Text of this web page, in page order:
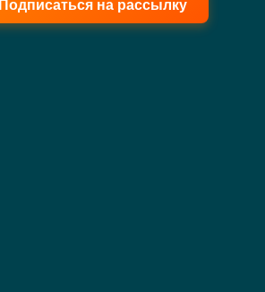
Подписаться на рассылку